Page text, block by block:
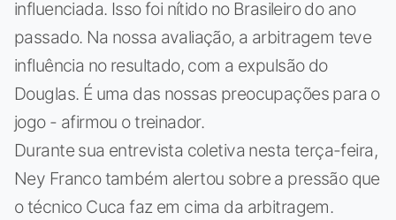
influenciada. Isso foi nítido no Brasileiro do ano
passado. Na nossa avaliação, a arbitragem teve
influência no resultado, com a expulsão do
Douglas. É uma das nossas preocupações para o
jogo - afirmou o treinador.
Durante sua entrevista coletiva nesta terça-feira,
Ney Franco também alertou sobre a pressão que
o técnico Cuca faz em cima da arbitragem.